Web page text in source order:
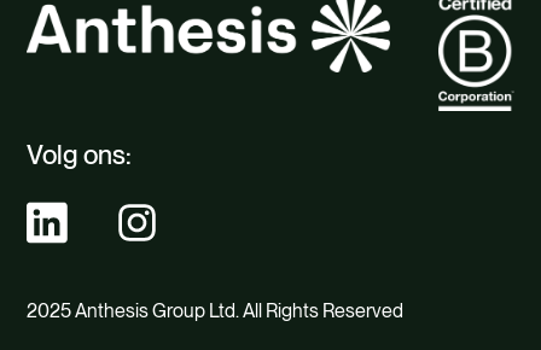
Volg ons:
2025 Anthesis Group Ltd. All Rights Reserved